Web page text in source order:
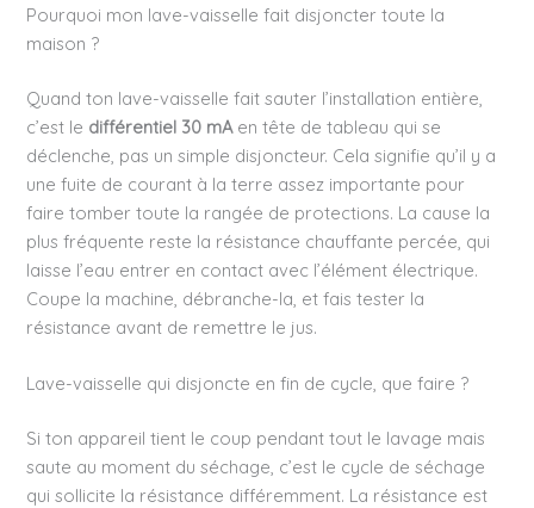
Pourquoi mon lave-vaisselle fait disjoncter toute la
maison ?
Quand ton lave-vaisselle fait sauter l’installation entière,
c’est le différentiel 30 mAen tête de tableau qui se
déclenche, pas un simple disjoncteur. Cela signifie qu’il y a
une fuite de courant à la terre assez importante pour
faire tomber toute la rangée de protections. La cause la
plus fréquente reste la résistance chauffante percée, qui
laisse l’eau entrer en contact avec l’élément électrique.
Coupe la machine, débranche-la, et fais tester la
résistance avant de remettre le jus.
Lave-vaisselle qui disjoncte en fin de cycle, que faire ?
Si ton appareil tient le coup pendant tout le lavage mais
saute au moment du séchage, c’est le cycle de séchage
qui sollicite la résistance différemment. La résistance est